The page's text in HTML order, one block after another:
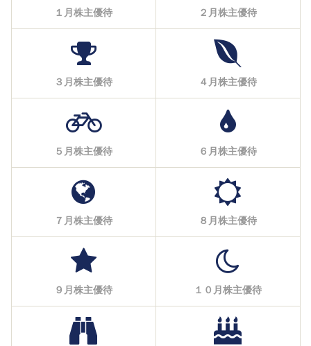
１月株主優待 ２月株主優待
３月株主優待 ４月株主優待
５月株主優待 ６月株主優待
７月株主優待 ８月株主優待
９月株主優待 １０月株主優待